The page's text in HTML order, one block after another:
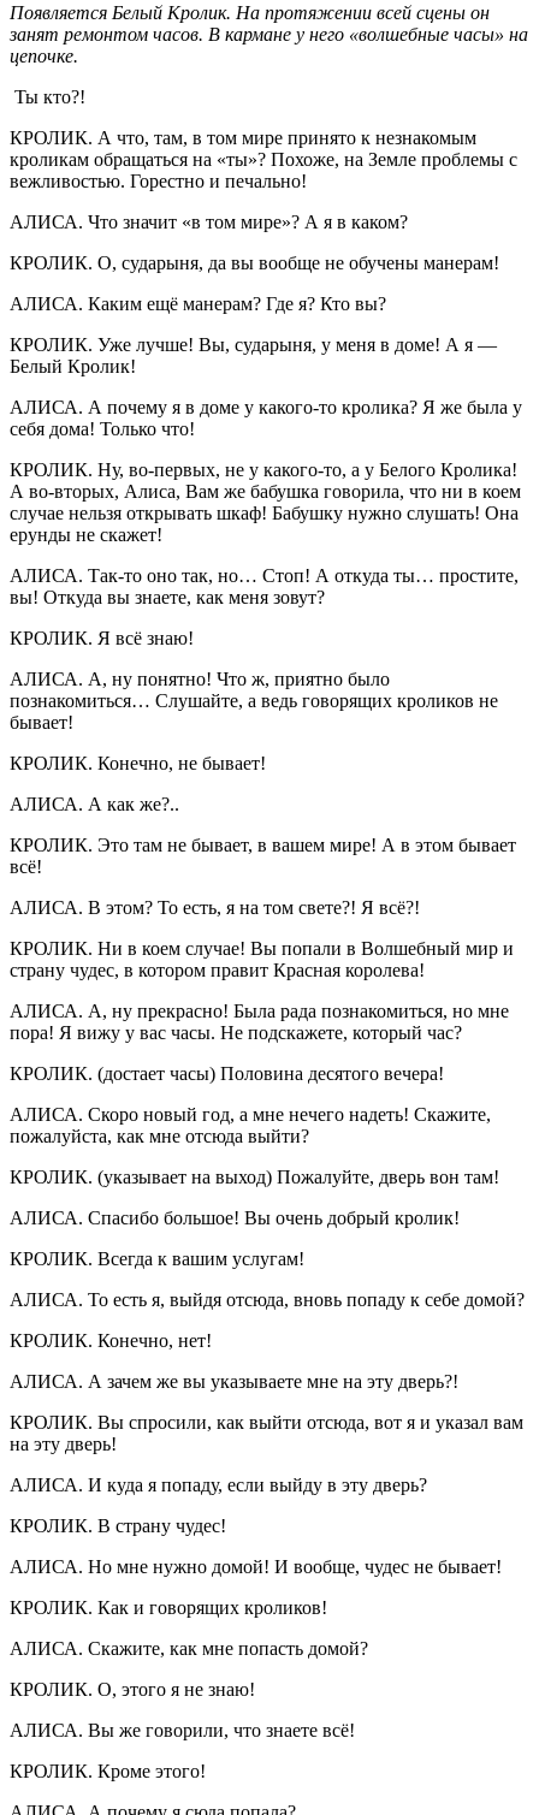
Появляется Белый Кролик. На протяжении всей сцены он
занят ремонтом часов. В кармане у него «волшебные часы» на
цепочке.
Ты кто?!
КРОЛИК. А что, там, в том мире принято к незнакомым
кроликам обращаться на «ты»? Похоже, на Земле проблемы с
вежливостью. Горестно и печально!
АЛИСА. Что значит «в том мире»? А я в каком?
КРОЛИК. О, сударыня, да вы вообще не обучены манерам!
АЛИСА. Каким ещё манерам? Где я? Кто вы?
КРОЛИК. Уже лучше! Вы, сударыня, у меня в доме! А я —
Белый Кролик!
АЛИСА. А почему я в доме у какого-то кролика? Я же была у
себя дома! Только что!
КРОЛИК. Ну, во-первых, не у какого-то, а у Белого Кролика!
А во-вторых, Алиса, Вам же бабушка говорила, что ни в коем
случае нельзя открывать шкаф! Бабушку нужно слушать! Она
ерунды не скажет!
АЛИСА. Так-то оно так, но… Стоп! А откуда ты… простите,
вы! Откуда вы знаете, как меня зовут?
КРОЛИК. Я всё знаю!
АЛИСА. А, ну понятно! Что ж, приятно было
познакомиться… Слушайте, а ведь говорящих кроликов не
бывает!
КРОЛИК. Конечно, не бывает!
АЛИСА. А как же?..
КРОЛИК. Это там не бывает, в вашем мире! А в этом бывает
всё!
АЛИСА. В этом? То есть, я на том свете?! Я всё?!
КРОЛИК. Ни в коем случае! Вы попали в Волшебный мир и
страну чудес, в котором правит Красная королева!
АЛИСА. А, ну прекрасно! Была рада познакомиться, но мне
пора! Я вижу у вас часы. Не подскажете, который час?
КРОЛИК. (достает часы) Половина десятого вечера!
АЛИСА. Скоро новый год, а мне нечего надеть! Скажите,
пожалуйста, как мне отсюда выйти?
КРОЛИК. (указывает на выход) Пожалуйте, дверь вон там!
АЛИСА. Спасибо большое! Вы очень добрый кролик!
КРОЛИК. Всегда к вашим услугам!
АЛИСА. То есть я, выйдя отсюда, вновь попаду к себе домой?
КРОЛИК. Конечно, нет!
АЛИСА. А зачем же вы указываете мне на эту дверь?!
КРОЛИК. Вы спросили, как выйти отсюда, вот я и указал вам
на эту дверь!
АЛИСА. И куда я попаду, если выйду в эту дверь?
КРОЛИК. В страну чудес!
АЛИСА. Но мне нужно домой! И вообще, чудес не бывает!
КРОЛИК. Как и говорящих кроликов!
АЛИСА. Скажите, как мне попасть домой?
КРОЛИК. О, этого я не знаю!
АЛИСА. Вы же говорили, что знаете всё!
КРОЛИК. Кроме этого!